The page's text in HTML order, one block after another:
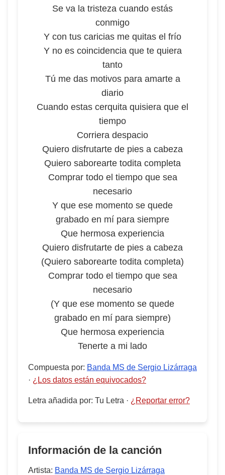
Se va la tristeza cuando estás
conmigo
Y con tus caricias me quitas el frío
Y no es coincidencia que te quiera
tanto
Tú me das motivos para amarte a
diario
Cuando estas cerquita quisiera que el
tiempo
Corriera despacio
Quiero disfrutarte de pies a cabeza
Quiero saborearte todita completa
Comprar todo el tiempo que sea
necesario
Y que ese momento se quede
grabado en mí para siempre
Que hermosa experiencia
Quiero disfrutarte de pies a cabeza
(Quiero saborearte todita completa)
Comprar todo el tiempo que sea
necesario
(Y que ese momento se quede
grabado en mí para siempre)
Que hermosa experiencia
Tenerte a mi lado
Compuesta por: Banda MS de Sergio Lizárraga
· ¿Los datos están equivocados?
Letra añadida por: Tu Letra · ¿Reportar error?
Información de la canción
Artista: Banda MS de Sergio Lizárraga